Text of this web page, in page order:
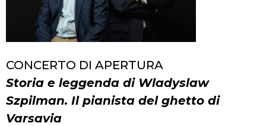
CONCERTO DI APERTURA
Storia e leggenda di Wladyslaw
Szpilman. Il pianista del ghetto di
Varsavia